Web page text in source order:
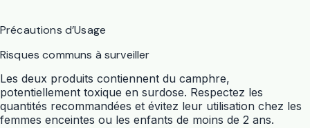
Précautions d’Usage
Risques communs à surveiller
Les deux produits contiennent du camphre,
potentiellement toxique en surdose. Respectez les
quantités recommandées et évitez leur utilisation chez les
femmes enceintes ou les enfants de moins de 2 ans.